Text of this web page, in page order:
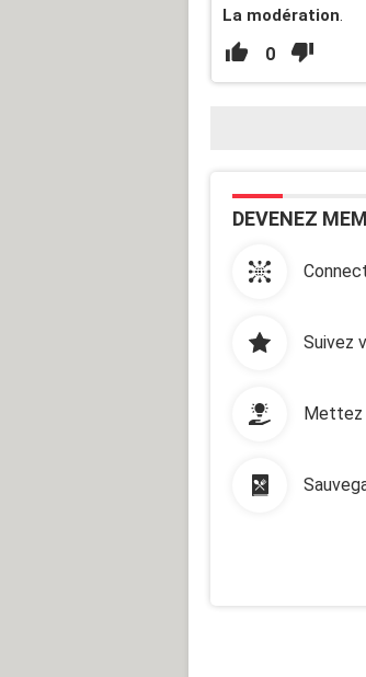
La modération
0
DEVENEZ
Suivez
Mettez